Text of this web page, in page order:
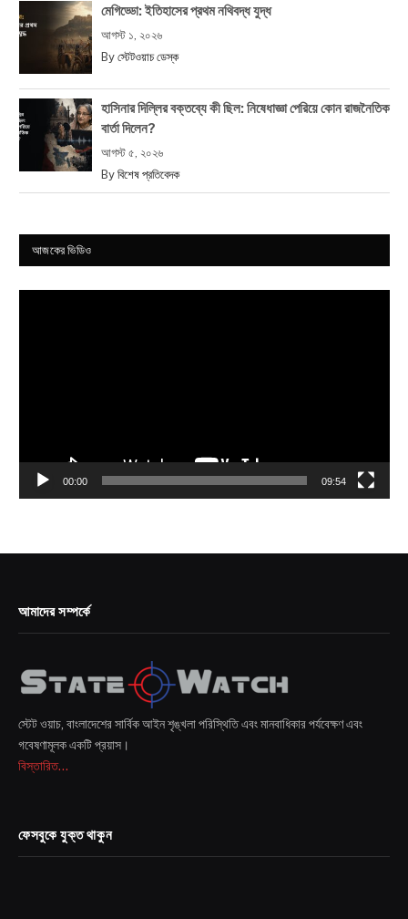
মেগিড্ডো: ইতিহাসের প্রথম নথিবদ্ধ যুদ্ধ
আগস্ট ১, ২০২৬
By স্টেটওয়াচ ডেস্ক
হাসিনার দিল্লির বক্তব্যে কী ছিল: নিষেধাজ্ঞা পেরিয়ে কোন রাজনৈতিক
বার্তা দিলেন?
আগস্ট ৫, ২০২৬
By বিশেষ প্রতিবেদক
আজকের ভিডিও
00:00 09:54
আমাদের সম্পর্কে
স্টেট ওয়াচ, বাংলাদেশের সার্বিক আইন শৃঙ্খলা পরিস্থিতি এবং মানবাধিকার পর্যবেক্ষণ এবং
গবেষণামূলক একটি প্রয়াস।
বিস্তারিত...
ফেসবুকে যুক্ত থাকুন